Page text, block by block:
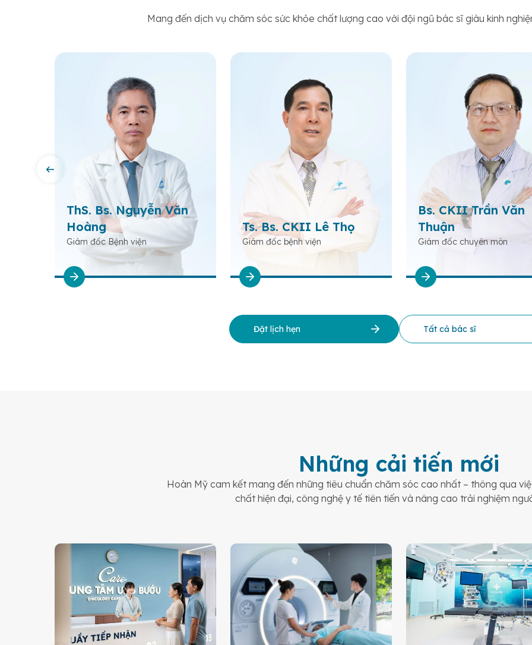
Mang đến dịch vụ chăm sóc sức khỏe chất lượng cao với đội ngũ bác sĩ giàu kinh
ThS. Bs. Nguyễn Văn
Hoàng
Giám đốc Bệnh viện
Ts. Bs. CKII Lê Thọ
Giám đốc bệnh viện
Bs. CKII Trần Văn
Thuận
Giám đốc chuyên môn
Đặt lịch hẹn Tất cả bác sĩ
Những cải tiến mới
Hoàn Mỹ cam kết mang đến những tiêu chuẩn chăm sóc cao nhất – thông qua
chất hiện đại, công nghệ y tế tiên tiến và nâng cao trải nghiệm